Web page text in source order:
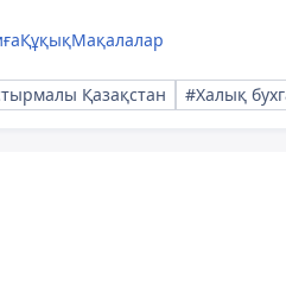
ҚұқықМақалалар
Қазақстан #Халық